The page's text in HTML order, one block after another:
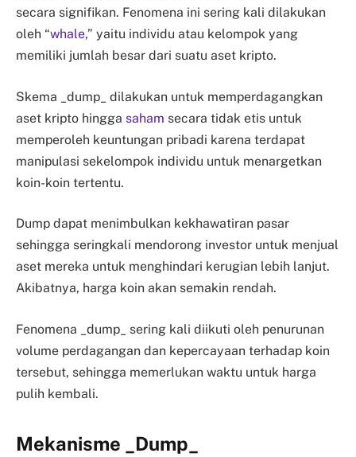
secara signifikan. Fenomena ini sering kali dilakukan
oleh “whale,” yaitu individu atau kelompok yang
memiliki jumlah besar dari suatu aset kripto.
Skema _dump_ dilakukan untuk memperdagangkan
aset kripto hingga saham secara tidak etis untuk
memperoleh keuntungan pribadi karena terdapat
manipulasi sekelompok individu untuk menargetkan
koin-koin tertentu.
Dump dapat menimbulkan kekhawatiran pasar
sehingga seringkali mendorong investor untuk menjual
aset mereka untuk menghindari kerugian lebih lanjut.
Akibatnya, harga koin akan semakin rendah.
Fenomena _dump_ sering kali diikuti oleh penurunan
volume perdagangan dan kepercayaan terhadap koin
tersebut, sehingga memerlukan waktu untuk harga
pulih kembali.
Mekanisme _Dump_